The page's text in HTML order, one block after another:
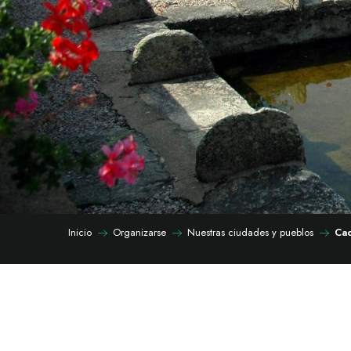
Inicio Organizarse Nuestras ciudades y pueblos